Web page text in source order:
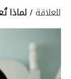
للعلاقة/ لماذا